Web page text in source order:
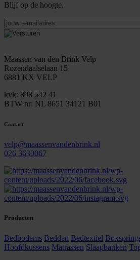
Blijf op de hoogte.
jouw
e-
mailadres
Maassen van den Brink Velp
Rozendaalselaan 15
6881 KX VELP
kvk: 898 542 41
BTW nr: NL 8651 34121 B01
Contact
velp@maassenvandenbrink.nl
026 3630067
Producten
Bedbodems Bedden Bedtextiel
Hoofdkussens Matrassen Slaapbanken